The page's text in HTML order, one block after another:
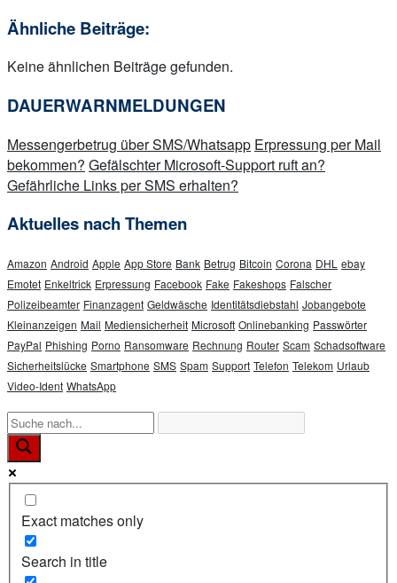
Ähnliche Beiträge:
Keine ähnlichen Beiträge gefunden.
DAUERWARNMELDUNGEN
Messengerbetrug über SMS/Whatsapp Erpressung per Mail
bekommen? Gefälschter Microsoft-Support ruft an?
Gefährliche Links per SMS erhalten?
Aktuelles nach Themen
Amazon Android Apple App Store Bank Betrug Bitcoin Corona DHL ebay
Emotet Enkeltrick Erpressung Facebook Fake Fakeshops Falscher
Polizeibeamter Finanzagent Geldwäsche Identitätsdiebstahl Jobangebote
Kleinanzeigen Mail Mediensicherheit Microsoft Onlinebanking Passwörter
PayPal Phishing Porno Ransomware Rechnung Router Scam Schadsoftware
Sicherheitslücke Smartphone SMS Spam Support Telefon Telekom Urlaub
Video-Ident WhatsApp
Exact matches only
Search in title